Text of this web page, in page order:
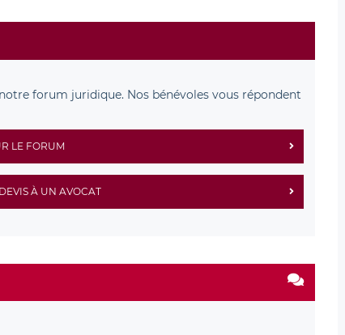
forum juridique. Nos bénévoles vous répondent
LE FORUM
À UN AVOCAT